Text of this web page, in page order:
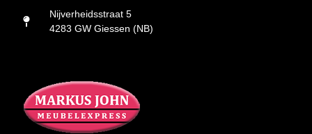
Nijverheidsstraat 5
4283 GW Giessen (NB)